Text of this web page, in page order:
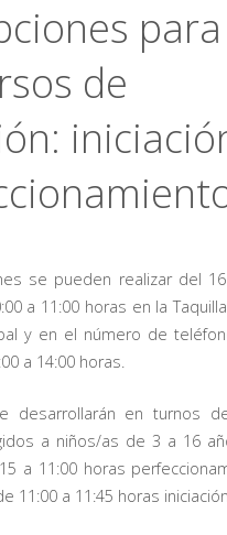
para
de
se pueden realizar del
a 11:00 horas en la
y en el número de
a 14:00 horas.
desarrollarán en turnos
a niños/as de 3 a 16
a 11:00 horas
11:00 a 11:45 horas iniciación.